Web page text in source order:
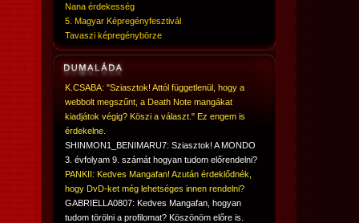
Nana érdekesség
5. Magyar Képregényfesztivál
Tavaszi képregénybörze
K.CSABA: "Sziasztok! Attól függetlenül, hogy a
webbolt megszűnt, a Death Note mangákat
kiadjátok végig? Köszi a választ." Ez engem is
érdekelne.
SHINMON1_BENIMARU7: Sziasztok! A MONDO
3. évfolyam 9. számát hogyan tudom előrendelni?
PANKII: Kedves Mangafan! Azután érdeklődnék,
hogy DvD-ket még lehetséges innen rendelni?
GABRIELLA0807: Kedves Mangafan, hogyan
tudom törölni a profilomat? Köszönöm előre is.